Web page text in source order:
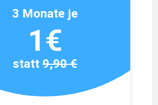
3 Monate je
1€
statt9,90 €